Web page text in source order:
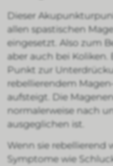
Dieser
allen spastischen
eingesetzt. Also zum
aber auch bei Koliken.
Punkt zur
rebellierendem
aufsteigt. Die
normalerweise nach
ausgeglichen ist.
Wenn sie rebellierend
Symptome wie